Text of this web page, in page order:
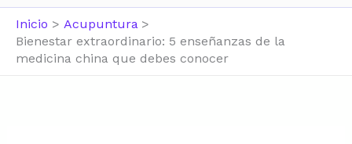
Inicio
Acupuntura
Bienestar extraordinario: 5 enseñanzas de la
medicina china que debes conocer